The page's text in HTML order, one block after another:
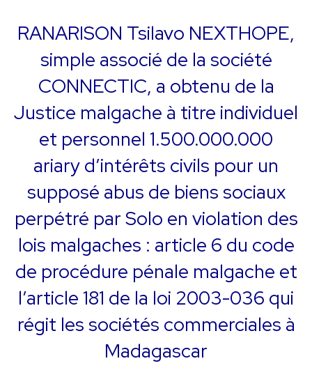
RANARISON Tsilavo NEXTHOPE,
simple associé de la société
CONNECTIC, a obtenu de la
Justice malgache à titre individuel
et personnel 1.500.000.000
ariary d’intérêts civils pour un
supposé abus de biens sociaux
perpétré par Solo en violation des
lois malgaches : article 6 du code
de procédure pénale malgache et
l’article 181 de la loi 2003-036 qui
régit les sociétés commerciales à
Madagascar